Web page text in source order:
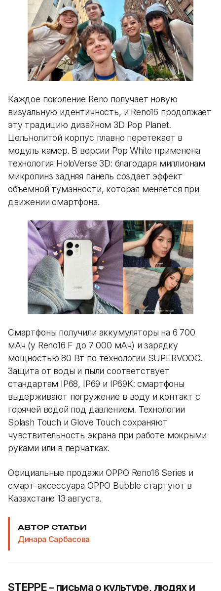
Каждое поколение Reno получает новую
визуальную идентичность, и Reno16 продолжает
эту традицию дизайном 3D Pop Planet.
Цельнолитой корпус плавно перетекает в
модуль камер. В версии Pop White применена
технология HoloVerse 3D: благодаря миллионам
микролинз задняя панель создает эффект
объемной туманности, которая меняется при
движении смартфона.
Смартфоны получили аккумуляторы на 6 700
мАч (у Reno16 F до 7 000 мАч) и зарядку
мощностью 80 Вт по технологии SUPERVOOC.
Защита от воды и пыли соответствует
стандартам IP68, IP69 и IP69K: смартфоны
выдерживают погружение в воду и контакт с
горячей водой под давлением. Технологии
Splash Touch и Glove Touch сохраняют
чувствительность экрана при работе мокрыми
руками или в перчатках.
Официальные продажи OPPO Reno16 Series и
смарт-аксессуара OPPO Bubble стартуют в
Казахстане 13 августа.
АВТОР СТАТЬИ
Динара Сарбасова
STEPPE – письма о культуре, людях и